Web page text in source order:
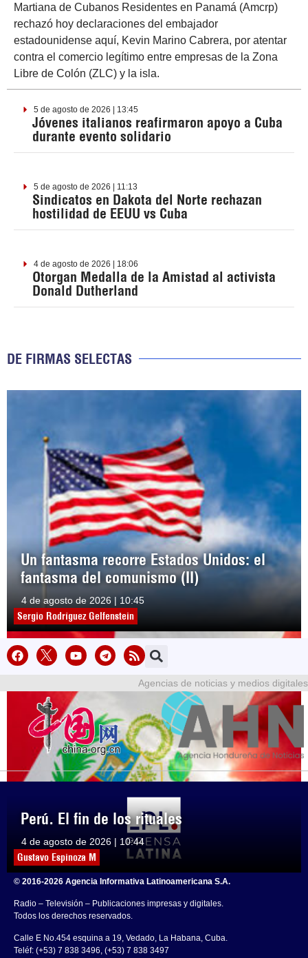
Martiana de Cubanos Residentes en Panamá (Amcrp)
rechazó hoy declaraciones del embajador
estadounidense aquí, Kevin Marino Cabrera, por atentar
contra el comercio legítimo entre empresas de la Zona
Libre de Colón (ZLC) y la isla.
5 de agosto de 2026 | 13:45
Jóvenes italianos reafirmaron apoyo a Cuba
durante evento solidario
5 de agosto de 2026 | 11:13
Sindicatos en Dakota del Norte rechazan
hostilidad de EEUU vs Cuba
4 de agosto de 2026 | 18:06
Otorgan Medalla de la Amistad al activista
Donald Dutherland
DE FIRMAS SELECTAS
Un fantasma recorre Estados Unidos: el
fantasma del comunismo (II)
4 de agosto de 2026 | 10:45
Sergio Rodríguez Gelfenstein
Perú. El fin de los rituales
4 de agosto de 2026 | 10:44
Gustavo Espinoza M
Agencias de noticias y medios digitales
© 2016-2026 Agencia Informativa Latinoamericana S.A.
Radio – Televisión – Publicaciones impresas y digitales.
Todos los derechos reservados.
Calle E No.454 esquina a 19, Vedado, La Habana, Cuba.
Teléf: (+53) 7 838 3496, (+53) 7 838 3497